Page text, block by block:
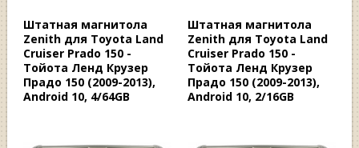
Штатная магнитола
Zenith для Toyota Land
Cruiser Prado 150 -
Тойота Ленд Крузер
Прадо 150 (2009-2013),
Android 10, 4/64GB
Штатная магнитола
Zenith для Toyota Land
Cruiser Prado 150 -
Тойота Ленд Крузер
Прадо 150 (2009-2013),
Android 10, 2/16GB